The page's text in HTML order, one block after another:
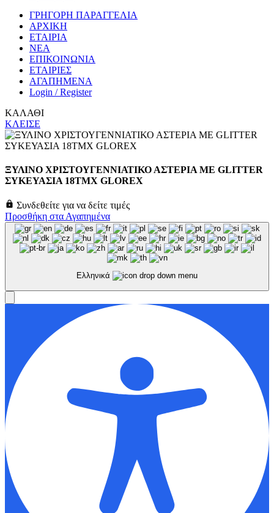
ΓΡΗΓΟΡΗ ΠΑΡΑΓΓΕΛΙΑ
ΑΡΧΙΚΗ
ΕΤΑΙΡΙΑ
ΝΕΑ
ΕΠΙΚΟΙΝΩΝΙΑ
ΕΤΑΙΡΙΕΣ
ΑΓΑΠΗΜΕΝΑ
Login / Register
ΚΑΛΑΘΙ
ΚΛΕΙΣΕ
ΞΥΛΙΝΟ ΧΡΙΣΤΟΥΓΕΝΝΙΑΤΙΚΟ ΑΣΤΕΡΙΑ ΜΕ GLITTER
ΣΥΚΕΥΑΣΙΑ 18ΤΜΧ GLOREX
Συνδεθείτε για να δείτε τιμές
Προσθήκη στα Αγαπημένα
Ελληνικά